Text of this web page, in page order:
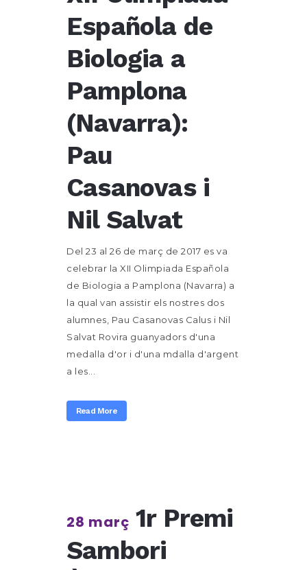
Española de
Biologia a
Pamplona
(Navarra):
Pau
Casanovas i
Nil Salvat
Del 23 al 26 de març de 2017 es va
celebrar la XII Olimpiada Española
de Biologia a Pamplona (Navarra) a
la qual van assistir els nostres dos
alumnes, Pau Casanovas Calus i Nil
Salvat Rovira guanyadors d'una
medalla d'or i d'una mdalla d'argent
a les...
Read More
28 març 1r Premi
Sambori